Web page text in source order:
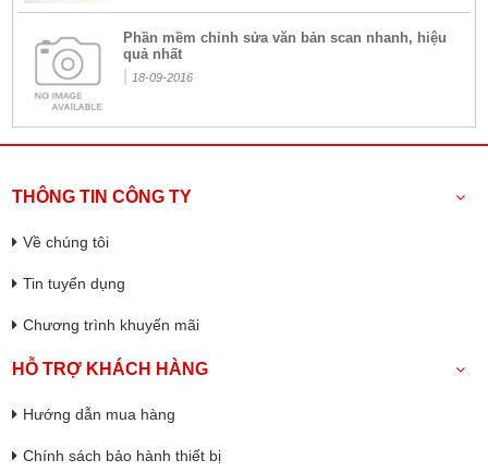
Phần mềm chỉnh sửa văn bản scan nhanh, hiệu
quả nhất
18-09-2016
THÔNG TIN CÔNG TY
Về chúng tôi
Tin tuyển dụng
Chương trình khuyến mãi
HỖ TRỢ KHÁCH HÀNG
Hướng dẫn mua hàng
Chính sách bảo hành thiết bị